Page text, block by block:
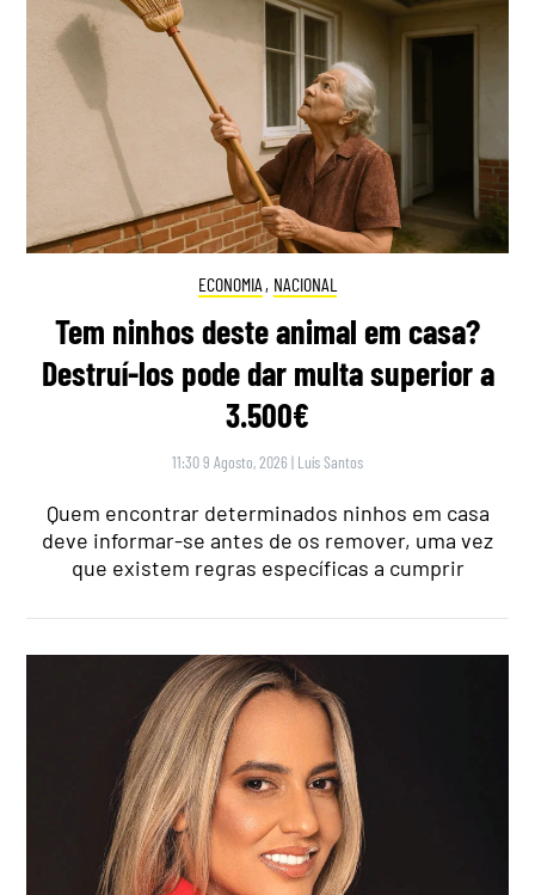
ECONOMIA , NACIONAL
Tem ninhos deste animal em casa?
Destruí-los pode dar multa superior a
3.500€
11:30 9 Agosto, 2026 | Luís Santos
Quem encontrar determinados ninhos em casa
deve informar-se antes de os remover, uma vez
que existem regras específicas a cumprir